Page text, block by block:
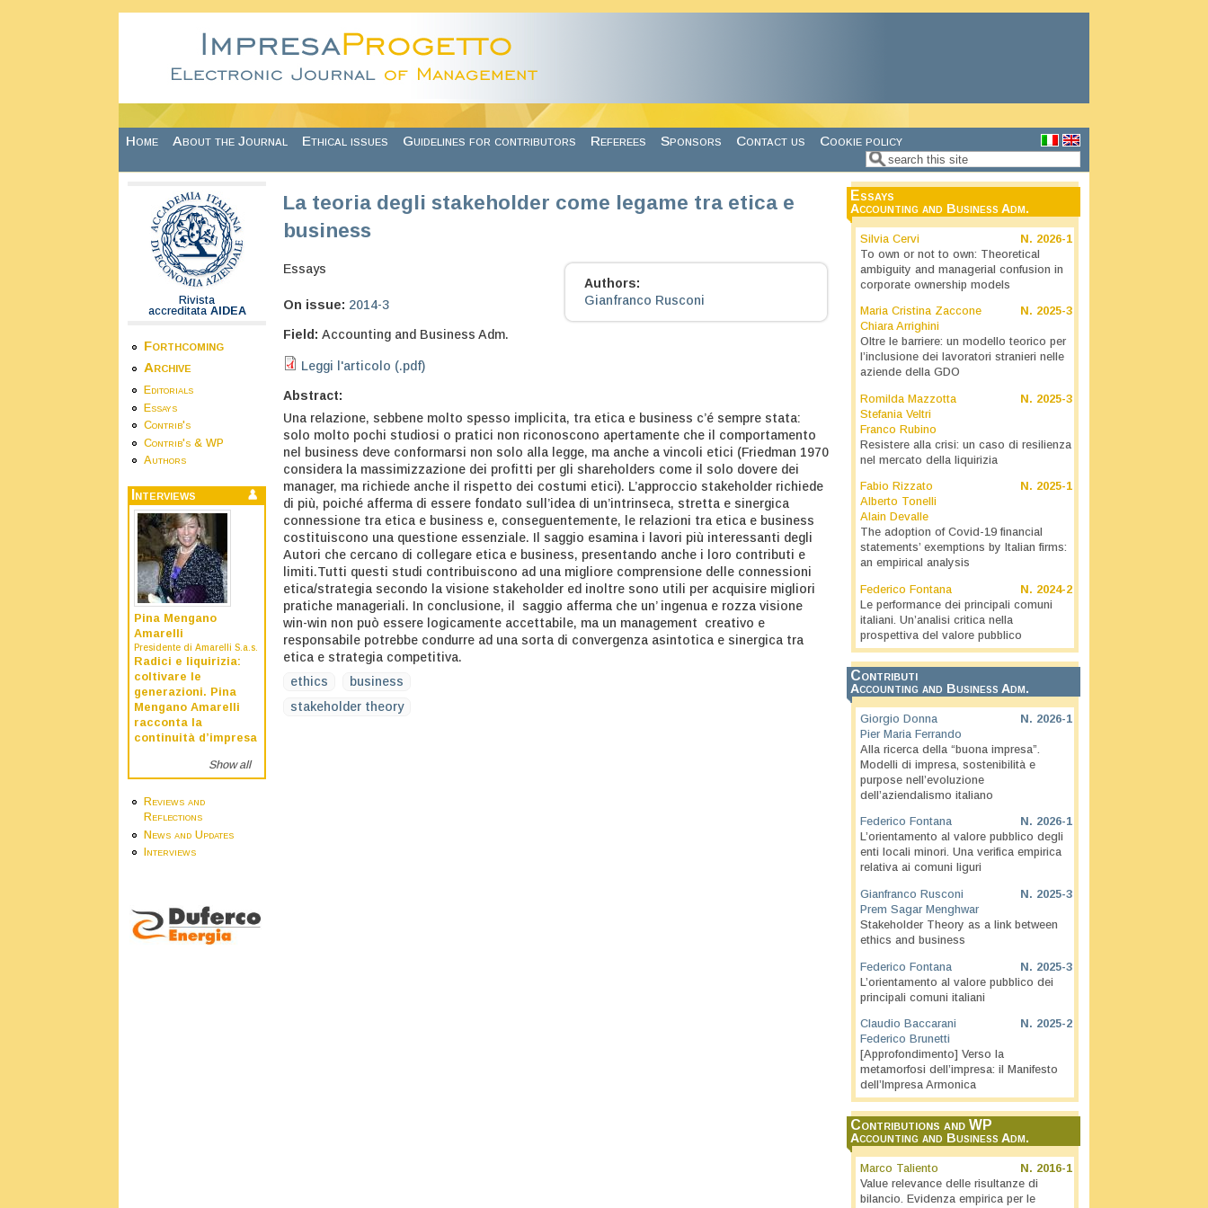
Home About the Journal Ethical issues Guidelines for contributors Referees Sponsors Contact us Cookie policy
Search form
Search
Rivista
accreditata AIDEA
Forthcoming
Archive
Editorials
Essays
Contrib's
Contrib's & WP
Authors
Interviews
Pina Mengano
Amarelli
Presidente di Amarelli S.a.s.
Radici e liquirizia:
coltivare le
generazioni. Pina
Mengano Amarelli
racconta la
continuità d’impresa
Show all
Reviews and
Reflections
News and Updates
Interviews
La teoria degli stakeholder come legame tra etica e
business
Essays
On issue: 2014-3
Field: Accounting and Business Adm.
Authors:
Gianfranco Rusconi
Leggi l'articolo (.pdf)
Abstract:
Una relazione, sebbene molto spesso implicita, tra etica e business c’é sempre stata:
solo molto pochi studiosi o pratici non riconoscono apertamente che il comportamento
nel business deve conformarsi non solo alla legge, ma anche a vincoli etici (Friedman 1970
considera la massimizzazione dei profitti per gli shareholders come il solo dovere dei
manager, ma richiede anche il rispetto dei costumi etici). L’approccio stakeholder richiede
di più, poiché afferma di essere fondato sull’idea di un’intrinseca, stretta e sinergica
connessione tra etica e business e, conseguentemente, le relazioni tra etica e business
costituiscono una questione essenziale. Il saggio esamina i lavori più interessanti degli
Autori che cercano di collegare etica e business, presentando anche i loro contributi e
limiti.Tutti questi studi contribuiscono ad una migliore comprensione delle connessioni
etica/strategia secondo la visione stakeholder ed inoltre sono utili per acquisire migliori
pratiche manageriali. In conclusione, il saggio afferma che un’ ingenua e rozza visione
win-win non può essere logicamente accettabile, ma un management creativo e
responsabile potrebbe condurre ad una sorta di convergenza asintotica e sinergica tra
etica e strategia competitiva.
ethics
business
stakeholder theory
Essays
Accounting and Business Adm.
N. 2026-1
Silvia Cervi
To own or not to own: Theoretical
ambiguity and managerial confusion in
corporate ownership models
N. 2025-3
Maria Cristina Zaccone
Chiara Arrighini
Oltre le barriere: un modello teorico per
l’inclusione dei lavoratori stranieri nelle
aziende della GDO
N. 2025-3
Romilda Mazzotta
Stefania Veltri
Franco Rubino
Resistere alla crisi: un caso di resilienza
nel mercato della liquirizia
N. 2025-1
Fabio Rizzato
Alberto Tonelli
Alain Devalle
The adoption of Covid-19 financial
statements’ exemptions by Italian firms:
an empirical analysis
N. 2024-2
Federico Fontana
Le performance dei principali comuni
italiani. Un’analisi critica nella
prospettiva del valore pubblico
Contributi
Accounting and Business Adm.
N. 2026-1
Giorgio Donna
Pier Maria Ferrando
Alla ricerca della “buona impresa”.
Modelli di impresa, sostenibilità e
purpose nell’evoluzione
dell’aziendalismo italiano
N. 2026-1
Federico Fontana
L’orientamento al valore pubblico degli
enti locali minori. Una verifica empirica
relativa ai comuni liguri
N. 2025-3
Gianfranco Rusconi
Prem Sagar Menghwar
Stakeholder Theory as a link between
ethics and business
N. 2025-3
Federico Fontana
L’orientamento al valore pubblico dei
principali comuni italiani
N. 2025-2
Claudio Baccarani
Federico Brunetti
[Approfondimento] Verso la
metamorfosi dell’impresa: il Manifesto
dell’Impresa Armonica
Contributions and WP
Accounting and Business Adm.
N. 2016-1
Marco Taliento
Value relevance delle risultanze di
bilancio. Evidenza empirica per le